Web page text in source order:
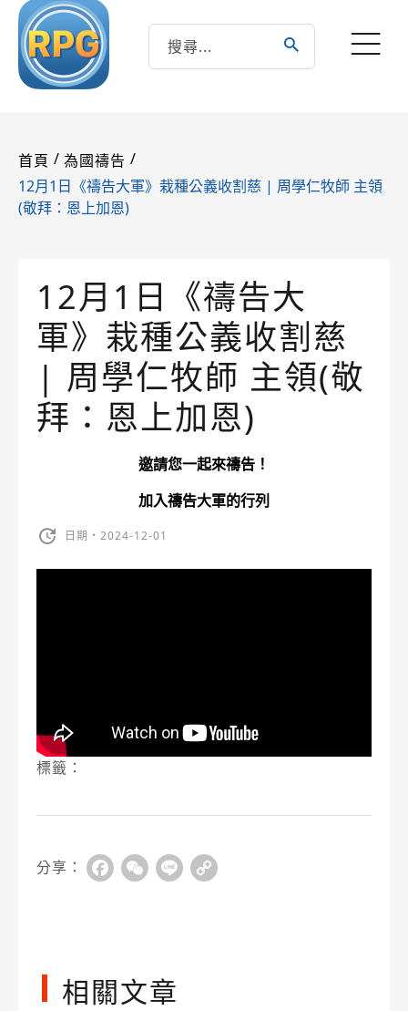
首頁 / 為國禱告 /
12月1日《禱告大軍》栽種公義收割慈 | 周學仁牧師 主領
(敬拜：恩上加恩)
12月1日《禱告大
軍》栽種公義收割慈
| 周學仁牧師 主領(敬
拜：恩上加恩)
邀請您一起來禱告！
加入禱告大軍的行列
日期・2024-12-01
標籤：
分享： FacebookWeChat
Line
相關文章